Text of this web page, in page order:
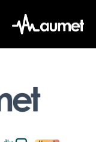
content